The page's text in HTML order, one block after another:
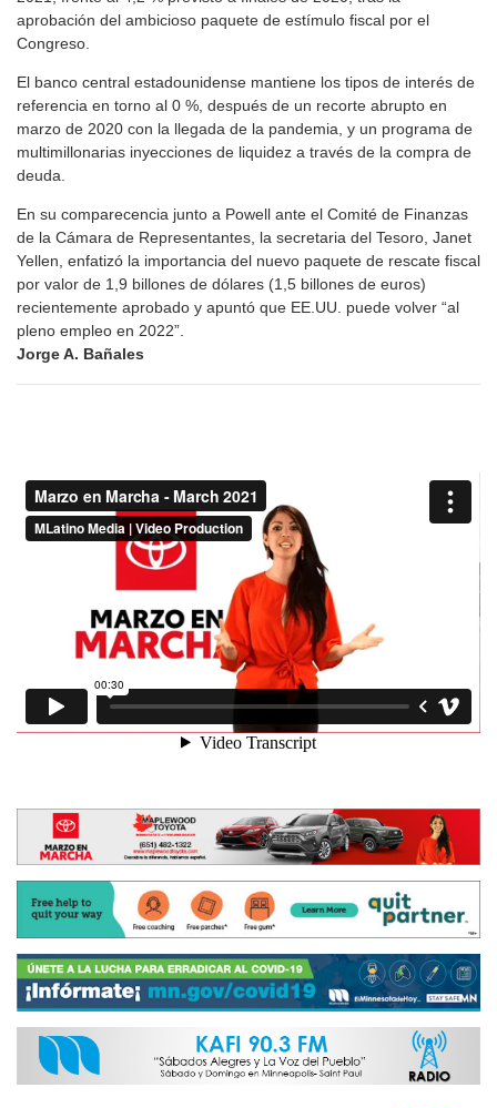
aprobación del ambicioso paquete de estímulo fiscal por el
Congreso.
El banco central estadounidense mantiene los tipos de interés de
referencia en torno al 0 %, después de un recorte abrupto en
marzo de 2020 con la llegada de la pandemia, y un programa de
multimillonarias inyecciones de liquidez a través de la compra de
deuda.
En su comparecencia junto a Powell ante el Comité de Finanzas
de la Cámara de Representantes, la secretaria del Tesoro, Janet
Yellen, enfatizó la importancia del nuevo paquete de rescate fiscal
por valor de 1,9 billones de dólares (1,5 billones de euros)
recientemente aprobado y apuntó que EE.UU. puede volver “al
pleno empleo en 2022”.
Jorge A. Bañales